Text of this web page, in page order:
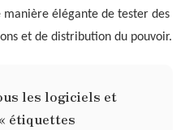
manière élégante de tester des
et de distribution du pouvoir.
les logiciels et
étiquettes